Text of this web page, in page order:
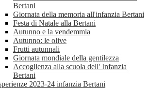
Bertani
Giornata della memoria all'infanzia Bertani
Festa di Natale alla Bertani
Autunno e la vendemmia
Autunno: le olive
Frutti autunnali
Giornata mondiale della gentilezza
Accoglienza alla scuola dell' Infanzia
Bertani
2023-24 infanzia Bertani